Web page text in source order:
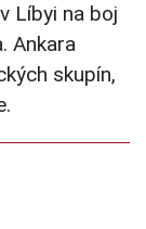
Líbyi na boj
Ankara
skupín,